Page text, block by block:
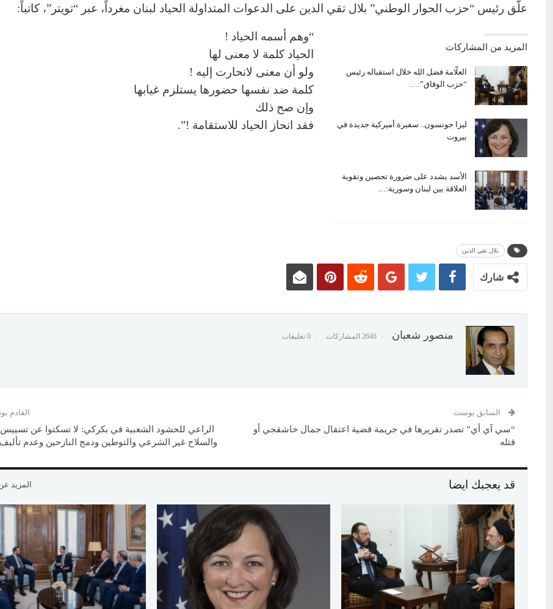
علّق رئيس “حزب الحوار الوطني” بلال تقي الدين على الدعوات المتداولة الحياد لبنان مغرداً، عبر “تويتر”، كاتباً:
المزيد من المشاركات
العلّامة فضل الله خلال استقباله رئيس
“حزب الوفاق”:…
ليزا جونسون.. سفيرة أميركية جديدة في
بيروت
الأسد يشدد على ضرورة تحصين وتقوية
العلاقة بين لبنان وسورية:…
“وهم أسمه الحياد !
الحياد كلمة لا معنى لها
ولو أن معنى لانحارت إليه !
كلمة ضد نفسها حضورها يستلزم غيابها
وإن صح ذلك
فقد انحاز الحياد للاستقامة !”.
بلال تقي الدين
شارك
منصور شعبان 2646 المشاركات 0 تعليقات
السابق بوست
“سي آي أي” تصدر تقريرها في جريمة قضية اعتقال جمال خاشقجي أو
قتله
القادم
الراعي للحشود الشعبية في بكركي: لا تسكتوا عن تسييس
والسلاح غير الشرعي والتوطين ودمج النازحين وعدم
قد يعجبك ايضا المزيد